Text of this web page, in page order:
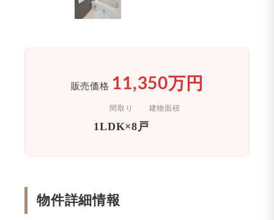
販売価格 11,350万円
間取り
1LDK×8戸
建物面積
物件詳細情報